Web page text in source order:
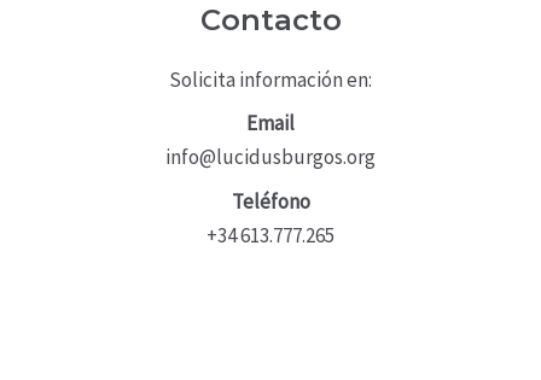
Contacto
Solicita información en:
Email
info@lucidusburgos.org
Teléfono
+34 613.777.265